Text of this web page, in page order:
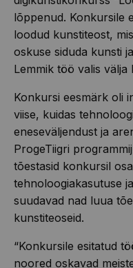
lõppenud. Konkursile
loodud kunstiteost,
oskuse siduda kunsti
Lemmik töö valis välja
Konkursi eesmärk oli
viise, kuidas
eneseväljendust ja
ProgeTiigri
tõestasid konkursil
tehnoloogiakasutuse
suudavad nad luua
kunstiteoseid.
“Konkursile esitatud
noored oskavad